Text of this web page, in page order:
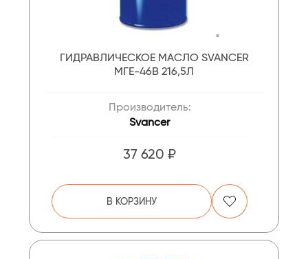
ГИДРАВЛИЧЕСКОЕ МАСЛО SVANCER
МГЕ-46В 216,5Л
Производитель:
Svancer
37 620 ₽
В КОРЗИНУ